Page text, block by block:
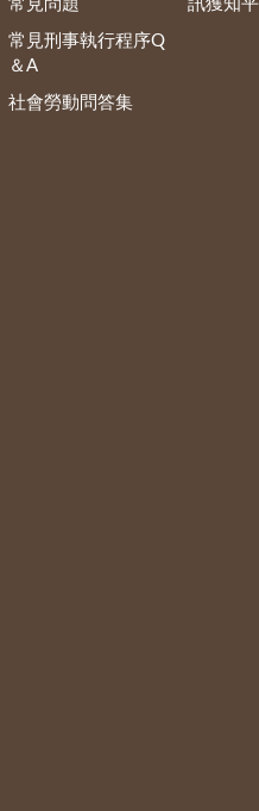
常見問題
常見刑事執行程序Q
＆A
社會勞動問答集
訊獲知